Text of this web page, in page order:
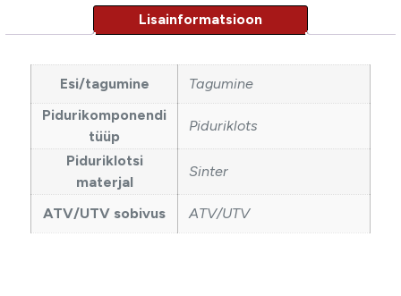
Esi/tagumine
Tagumine
Pidurikomponendi
tüüp
Piduriklots
Piduriklotsi
materjal
Sinter
ATV/UTV sobivus ATV/UTV